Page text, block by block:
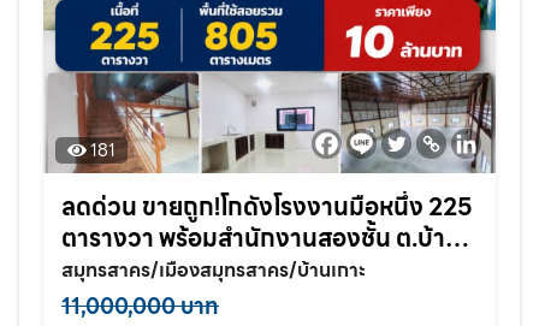
181
ลดด่วน ขายถูก!โกดังโรงงานมือหนึ่ง 225
ตารางวา พร้อมสำนักงานสองชั้น ต.บ้าน
เกาะ อ.เมือง จ.สมุทรสาคร
สมุทรสาคร/เมืองสมุทรสาคร/บ้านเกาะ
11,000,000 บาท